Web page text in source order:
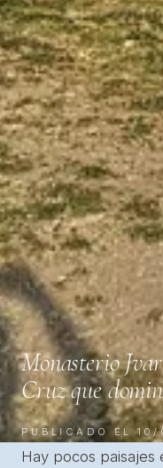
Monasterio
Cruz que
PUBLICADO EL
Hay pocos